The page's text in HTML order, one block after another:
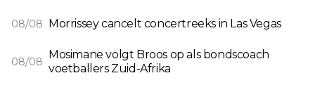
08/08 Morrissey cancelt concertreeks in Las Vegas
08/08
Mosimane volgt Broos op als bondscoach
voetballers Zuid-Afrika